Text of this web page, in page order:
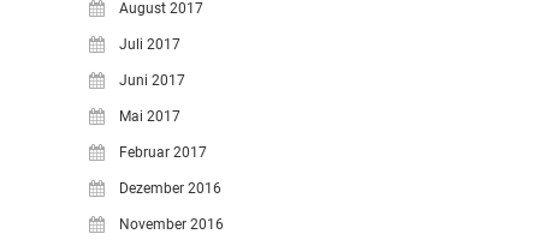
August 2017
Juli 2017
Juni 2017
Mai 2017
Februar 2017
Dezember 2016
November 2016